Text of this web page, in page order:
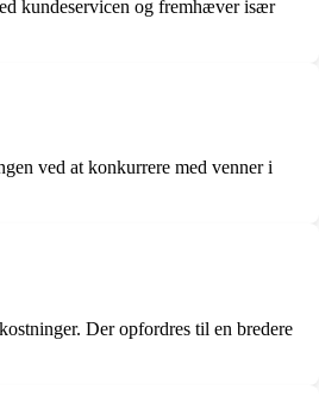
kundeservicen og fremhæver især
ved at konkurrere med venner i
Der opfordres til en bredere